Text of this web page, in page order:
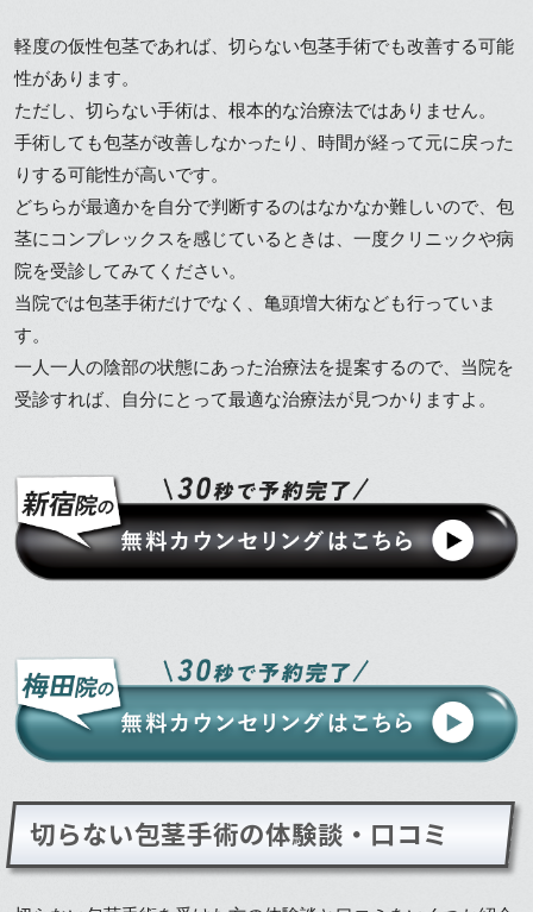
軽度の仮性包茎であれば、切らない包茎手術でも改善する可能
性があります。
ただし、切らない手術は、根本的な治療法ではありません。
手術しても包茎が改善しなかったり、時間が経って元に戻った
りする可能性が高いです。
どちらが最適かを自分で判断するのはなかなか難しいので、包
茎にコンプレックスを感じているときは、一度クリニックや病
院を受診してみてください。
当院では包茎手術だけでなく、亀頭増大術なども行っていま
す。
一人一人の陰部の状態にあった治療法を提案するので、当院を
受診すれば、自分にとって最適な治療法が見つかりますよ。
切らない包茎手術の体験談・口コミ